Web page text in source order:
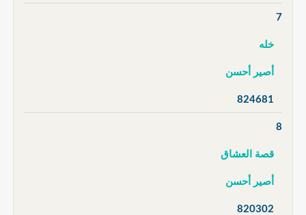
7
خله
أصير أحسن
824681
8
قصة العشاق
أصير أحسن
820302